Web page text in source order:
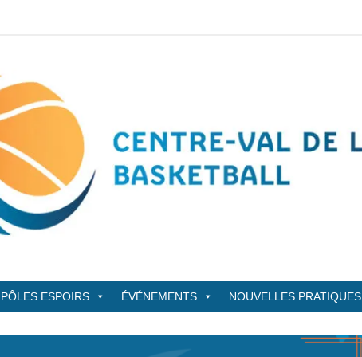
PÔLES ESPOIRS ÉVÉNEMENTS NOUVELLES PRATIQUES